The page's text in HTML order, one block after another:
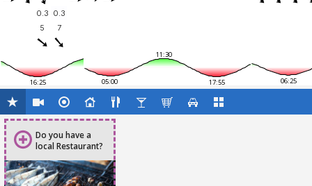
0.3 0.3
5
7
16:25
11:30
05:00 17:55 06:25
Do you have a
local Restaurant?